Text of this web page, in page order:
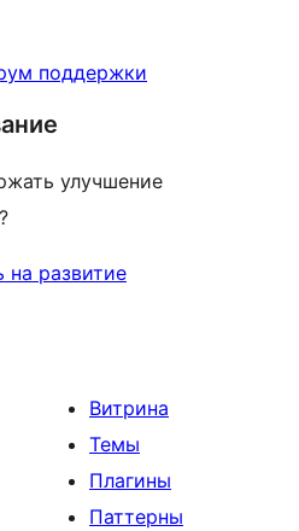
поддержки
улучшение
на развитие
Витрина
Темы
Плагины
Паттерны